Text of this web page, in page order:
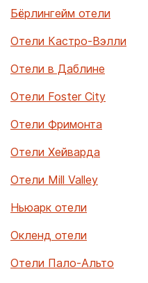
Бёрлингейм отели
Отели Кастро-Вэлли
Отели в Даблине
Отели Foster City
Отели Фримонта
Отели Хейварда
Отели Mill Valley
Ньюарк отели
Окленд отели
Отели Пало-Альто